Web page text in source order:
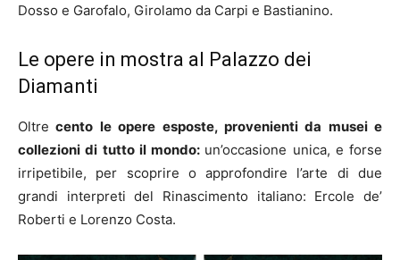
Dosso e Garofalo, Girolamo da Carpi e Bastianino.
Le opere in mostra al Palazzo dei
Diamanti
Oltre cento le opere esposte, provenienti da musei e
collezioni di tutto il mondo: un’occasione unica, e forse
irripetibile, per scoprire o approfondire l’arte di due
grandi interpreti del Rinascimento italiano: Ercole de’
Roberti e Lorenzo Costa.